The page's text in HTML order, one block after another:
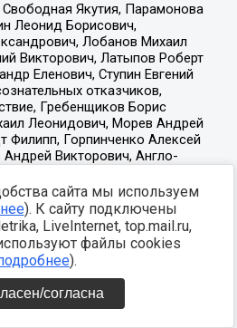
сайта мы используем
). К сайту подключены
LiveInternet, top.mail.ru,
файлы cookies
).
согласна